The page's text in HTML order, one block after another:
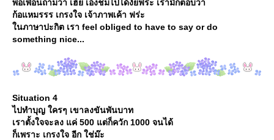
พอเพื่อนถามว่า เฮ้ย เอ็งชมไปได้งัยฟร่ะ เรามักตอบว่า
ก้อแหมรรร เกรงใจ เจ้าภาพเค้า ฟร่ะ
นภาษาปะกิต เรา feel obliged to have to say or do
something nice...
Situation 4
ไปทำบุญ ใครๆ เขาลงขันพันบาท
เราตั้งใจจะลง แค่ 500 แต่ก็ควัก 1000 จนได้
ก็เพราะ เกรงใจ อีก ใช่ม๊ะ